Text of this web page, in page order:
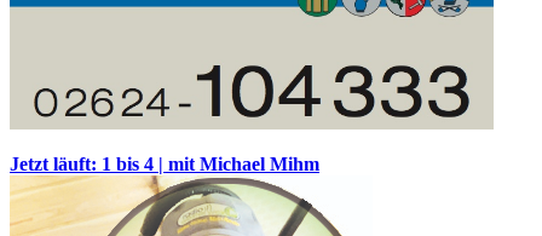
Jetzt läuft: 1 bis 4 | mit Michael Mihm